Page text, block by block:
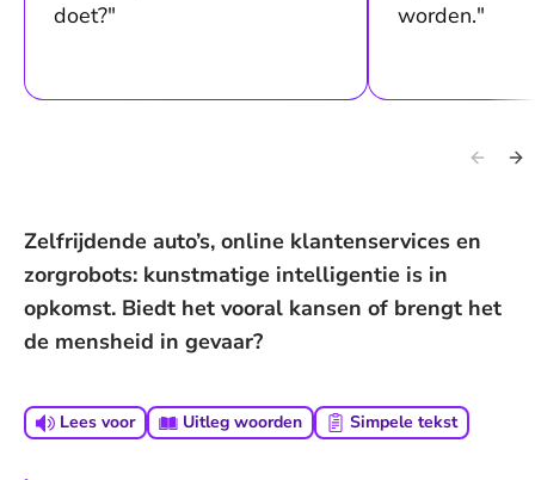
doet?"
worden."
Zelfrijdende auto’s, online klantenservices en
zorgrobots: kunstmatige intelligentie is in
opkomst. Biedt het vooral kansen of brengt het
de mensheid in gevaar?
Lees voor Uitleg woorden Simpele tekst